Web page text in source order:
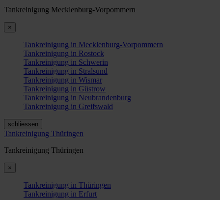
Tankreinigung Mecklenburg-Vorpommern
×
Tankreinigung in Mecklenburg-Vorpommern
Tankreinigung in Rostock
Tankreinigung in Schwerin
Tankreinigung in Stralsund
Tankreinigung in Wismar
Tankreinigung in Güstrow
Tankreinigung in Neubrandenburg
Tankreinigung in Greifswald
schliessen
Tankreinigung Thüringen
Tankreinigung Thüringen
×
Tankreinigung in Thüringen
Tankreinigung in Erfurt